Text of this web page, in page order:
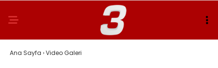
Ana Sayfa ›Video Galeri